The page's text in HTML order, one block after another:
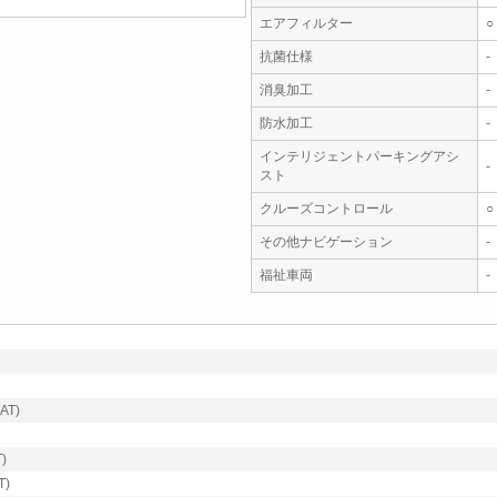
エアフィルター ○
抗菌仕様 -
消臭加工 -
防水加工 -
インテリジェントパーキングアシ
スト
-
クルーズコントロール ○
その他ナビゲーション -
福祉車両 -